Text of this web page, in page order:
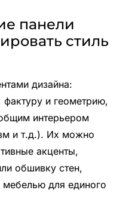
панели
стиль
дизайна:
фактуру и геометрию,
интерьером
и т.д.). Их можно
акценты,
обшивку стен,
мебелью для единого